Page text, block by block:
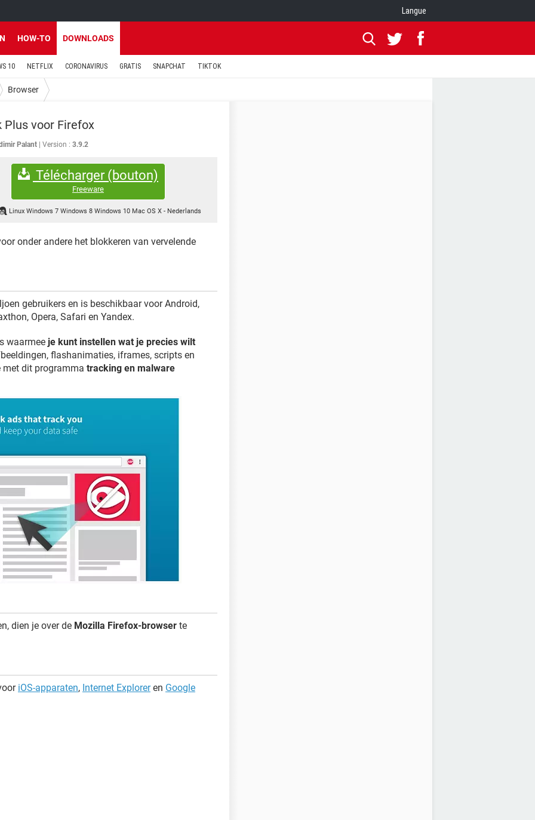
Langue
HOW-TO DOWNLOADS
10 NETFLIX CORONAVIRUS GRATIS SNAPCHAT TIKTOK
Browser
Plus voor Firefox
Palant Version : 3.9.2
Télécharger (bouton)
Freeware
Linux Windows 7 Windows 8 Windows 10 Mac OS X - Nederlands
onder andere het blokkeren van vervelende
gebruikers en is beschikbaar voor Android,
Opera, Safari en Yandex.
waarmee je kunt instellen wat je precies wilt
flashanimaties, iframes, scripts en
met dit programma tracking en malware
dien je over de Mozilla Firefox-browser te
iOS-apparaten, Internet Exploreren Google